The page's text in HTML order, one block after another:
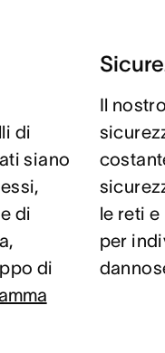
di
siano
di
di
Il
le reti
per